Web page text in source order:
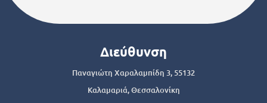
Διεύθυνση
Παναγιώτη Χαραλαμπίδη 3, 55132
Καλαμαριά, Θεσσαλονίκη